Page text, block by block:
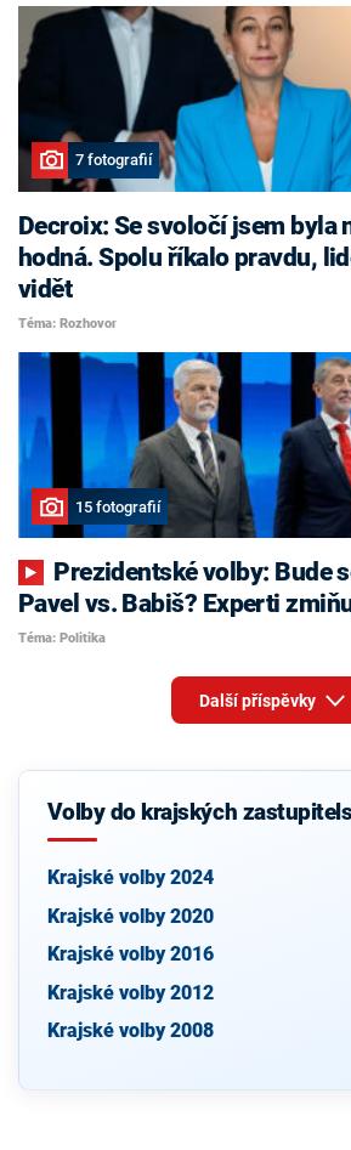
7 fotografií
Decroix: Se svoločí jsem byla
hodná. Spolu říkalo pravdu,
vidět
Téma: Rozhovor
15 fotografií
Pavel vs. Babiš? Experti
Téma: Politika
Další příspěvky
Volby do krajských
Krajské volby 2024
Krajské volby 2020
Krajské volby 2016
Krajské volby 2012
Krajské volby 2008